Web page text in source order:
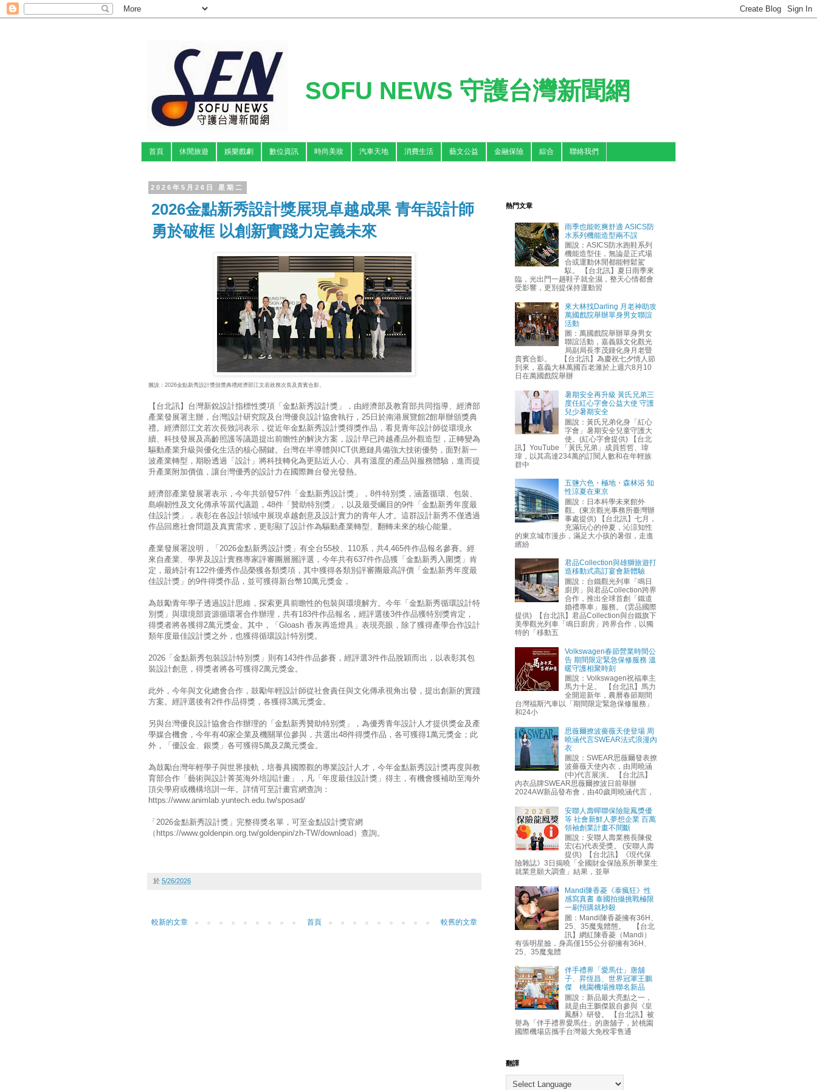
SOFU NEWS 守護台灣新聞網
首頁 休閒旅遊 娛樂戲劇 數位資訊 時尚美妝 汽車天地 消費生活 藝文公益 金融保險 綜合 聯絡我們
2026年5月26日 星期二
2026金點新秀設計獎展現卓越成果 青年設計師
勇於破框 以創新實踐力定義未來
圖說：2026金點新秀設計獎頒獎典禮經濟部江文若政務次長及貴賓合影。
【台北訊】台灣新銳設計指標性獎項「金點新秀設計獎」，由經濟部及教育部共同指導、經濟部
產業發展署主辦，台灣設計研究院及台灣優良設計協會執行，25日於南港展覽館2館舉辦頒獎典
禮。經濟部江文若次長致詞表示，從近年金點新秀設計獎得獎作品，看見青年設計師從環境永
續、科技發展及高齡照護等議題提出前瞻性的解決方案，設計早已跨越產品外觀造型，正轉變為
驅動產業升級與優化生活的核心關鍵。台灣在半導體與ICT供應鏈具備強大技術優勢，面對新一
波產業轉型，期盼透過「設計」將科技轉化為更貼近人心、具有溫度的產品與服務體驗，進而提
升產業附加價值，讓台灣優秀的設計力在國際舞台發光發熱。
經濟部產業發展署表示，今年共頒發57件「金點新秀設計獎」，8件特別獎，涵蓋循環、包裝、
島嶼韌性及文化傳承等當代議題，48件「贊助特別獎」，以及最受矚目的9件「金點新秀年度最
佳設計獎」，表彰在各設計領域中展現卓越創意及設計實力的青年人才。這群設計新秀不僅透過
作品回應社會問題及真實需求，更彰顯了設計作為驅動產業轉型、翻轉未來的核心能量。
產業發展署說明，「2026金點新秀設計獎」有全台55校、110系，共4,465件作品報名參賽。經
來自產業、學界及設計實務專家評審團層層評選，今年共有637件作品獲「金點新秀入圍獎」肯
定，最終計有122件優秀作品榮獲各類獎項，其中獲得各類別評審團最高評價「金點新秀年度最
佳設計獎」的9件得獎作品，並可獲得新台幣10萬元獎金，
為鼓勵青年學子透過設計思維，探索更具前瞻性的包裝與環境解方。今年「金點新秀循環設計特
別獎」與環境部資源循環署合作辦理，共有183件作品報名，經評選後3件作品獲特別獎肯定，
得獎者將各獲得2萬元獎金。其中，「Gloash 香灰再造燈具」表現亮眼，除了獲得產學合作設計
類年度最佳設計獎之外，也獲得循環設計特別獎。
2026「金點新秀包裝設計特別獎」則有143件作品參賽，經評選3件作品脫穎而出，以表彰其包
裝設計創意，得獎者將各可獲得2萬元獎金。
此外，今年與文化總會合作，鼓勵年輕設計師從社會責任與文化傳承視角出發，提出創新的實踐
方案。經評選後有2件作品得獎，各獲得3萬元獎金。
另與台灣優良設計協會合作辦理的「金點新秀贊助特別獎」，為優秀青年設計人才提供獎金及產
學媒合機會，今年有40家企業及機關單位參與，共選出48件得獎作品，各可獲得1萬元獎金；此
外，「優設金、銀獎」各可獲得5萬及2萬元獎金。
為鼓勵台灣年輕學子與世界接軌，培養具國際觀的專業設計人才，今年金點新秀設計獎再度與教
育部合作「藝術與設計菁英海外培訓計畫」，凡「年度最佳設計獎」得主，有機會獲補助至海外
頂尖學府或機構培訓一年。詳情可至計畫官網查詢：
https://www.animlab.yuntech.edu.tw/sposad/
「2026金點新秀設計獎」完整得獎名單，可至金點設計獎官網
（https://www.goldenpin.org.tw/goldenpin/zh-TW/download）查詢。
於 5/26/2026
較新的文章 較舊的文章
首頁
熱門文章
雨季也能乾爽舒適 ASICS防
水系列機能造型兩不誤
圖說：ASICS防水跑鞋系列
機能造型佳，無論是正式場
合或運動休閒都能輕鬆駕
馭。 【台北訊】夏日雨季來
臨，光出門一趟鞋子就全濕，整天心情都會
受影響，更別提保持運動習
來大林找Darling 月老神助攻
萬國戲院舉辦單身男女聯誼
活動
圖：萬國戲院舉辦單身男女
聯誼活動，嘉義縣文化觀光
局副局長李茂鍾化身月老暨
貴賓合影。 【台北訊】為慶祝七夕情人節
到來，嘉義大林萬國百老滙於上週六8月10
日在萬國戲院舉辦
暑期安全再升級 黃氏兄弟三
度任紅心字會公益大使 守護
兒少暑期安全
圖說：黃氏兄弟化身「紅心
字會」暑期安全兒童守護大
使。(紅心字會提供) 【台北
訊】YouTube 「黃氏兄弟」成員哲哲、瑋
瑋，以其高達234萬的訂閱人數和在年輕族
群中
五鹽六色・極地・森林浴 知
性涼夏在東京
圖說：日本科學未來館外
觀。(東京觀光事務所臺灣辦
事處提供) 【台北訊】七月，
充滿玩心的仲夏，沁涼知性
的東京城市漫步，滿足大小孩的暑假，走進
繽紛
君品Collection與雄獅旅遊打
造移動式高訂宴會新體驗
圖說：台鐵觀光列車「鳴日
廚房」與君品Collection跨界
合作，推出全球首創「鐵道
婚禮專車」服務。 (雲品國際
提供) 【台北訊】君品Collection與台鐵旗下
美學觀光列車「鳴日廚房」跨界合作，以獨
特的「移動五
Volkswagen春節營業時間公
告 期間限定緊急保修服務 溫
暖守護相聚時刻
圖說：Volkswagen祝福車主
馬力十足。 【台北訊】馬力
全開迎新年，農曆春節期間
台灣福斯汽車以「期間限定緊急保修服務」
和24小
思薇爾撩波薔薇天使登場 周
曉涵代言SWEAR法式浪漫內
衣
圖說：SWEAR思薇爾發表撩
波薔薇天使內衣，由周曉涵
(中)代言展演。 【台北訊】
內衣品牌SWEAR思薇爾撩波日前舉辦
2024AW新品發布會，由40歲周曉涵代言，
安聯人壽蟬聯保險龍鳳獎優
等 社會新鮮人夢想企業 百萬
領袖創業計畫不間斷
圖說：安聯人壽業務長陳俊
宏(右)代表受獎。 (安聯人壽
提供) 【台北訊】《現代保
險雜誌》3日揭曉「全國財金保險系所畢業生
就業意願大調查」結果，並舉
Mandi陳香菱《泰瘋狂》性
感寫真書 泰國拍攝挑戰極限
一刷預購就秒殺
圖：Mandi陳香菱擁有36H、
25、35魔鬼體態。 【台北
訊】網紅陳香菱（Mandi）
有張明星臉，身高僅155公分卻擁有36H、
25、35魔鬼體
伴手禮界「愛馬仕」唐舖
子、昇恆昌、世界冠軍王鵬
傑 桃園機場推聯名新品
圖說：新品最大亮點之一，
就是由王鵬傑親自參與《皇
鳳酥》研發。 【台北訊】被
譽為「伴手禮界愛馬仕」的唐舖子，於桃園
國際機場店攜手台灣最大免稅零售通
翻譯